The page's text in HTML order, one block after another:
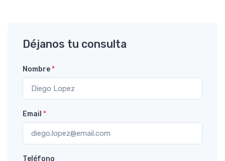
Déjanos tu consulta
Nombre*
Email *
Teléfono